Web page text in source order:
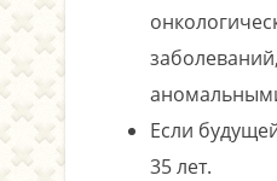
Если
35 лет.